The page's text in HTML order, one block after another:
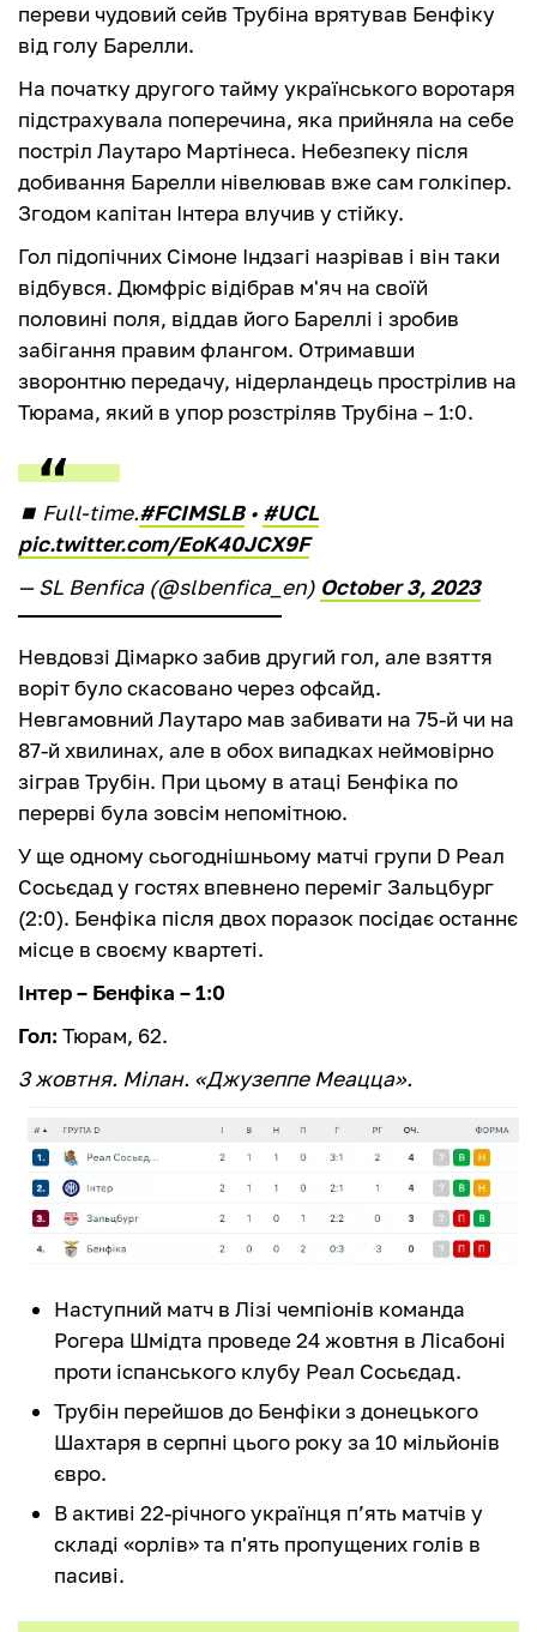
переви чудовий сейв Трубіна врятував Бенфіку
від голу Барелли.
На початку другого тайму українського воротаря
підстрахувала поперечина, яка прийняла на себе
постріл Лаутаро Мартінеса. Небезпеку після
добивання Барелли нівелював вже сам голкіпер.
Згодом капітан Інтера влучив у стійку.
Гол підопічних Сімоне Індзагі назрівав і він таки
відбувся. Дюмфріс відібрав м'яч на своїй
половині поля, віддав його Бареллі і зробив
забігання правим флангом. Отримавши
зворонтню передачу, нідерландець прострілив на
Тюрама, який в упор розстріляв Трубіна – 1:0.
⏹ Full-time.#FCIMSLB• #UCL
pic.twitter.com/EoK40JCX9F
— SL Benfica (@slbenfica_en) October 3, 2023
Невдовзі Дімарко забив другий гол, але взяття
воріт було скасовано через офсайд.
Невгамовний Лаутаро мав забивати на 75-й чи на
87-й хвилинах, але в обох випадках неймовірно
зіграв Трубін. При цьому в атаці Бенфіка по
перерві була зовсім непомітною.
У ще одному сьогоднішньому матчі групи D Реал
Сосьєдад у гостях впевнено переміг Зальцбург
(2:0). Бенфіка після двох поразок посідає останнє
місце в своєму квартеті.
Інтер – Бенфіка – 1:0
Гол: Тюрам, 62.
3 жовтня. Мілан. «Джузеппе Меацца».
Наступний матч в Лізі чемпіонів команда
Рогера Шмідта проведе 24 жовтня в Лісабоні
проти іспанського клубу Реал Сосьєдад.
Трубін перейшов до Бенфіки з донецького
Шахтаря в серпні цього року за 10 мільйонів
євро.
В активі 22-річного українця п’ять матчів у
складі «орлів» та п'ять пропущених голів в
пасиві.